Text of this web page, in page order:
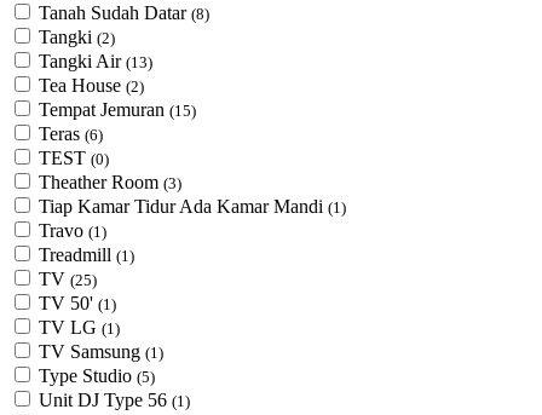
Tanah Sudah Datar (8)
Tangki (2)
Tangki Air (13)
Tea House (2)
Tempat Jemuran (15)
Teras (6)
TEST (0)
Theather Room (3)
Tiap Kamar Tidur Ada Kamar Mandi (1)
Travo (1)
Treadmill (1)
TV (25)
TV 50' (1)
TV LG (1)
TV Samsung (1)
Type Studio (5)
Unit DJ Type 56 (1)